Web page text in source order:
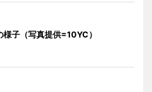
様子（写真提供=10YC）